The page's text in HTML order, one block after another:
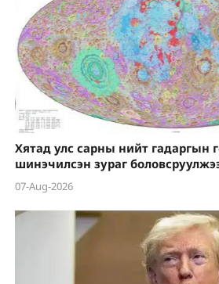
Хятад улс сарны нийт гадаргын
шинэчилсэн зураг
07-Aug-2026